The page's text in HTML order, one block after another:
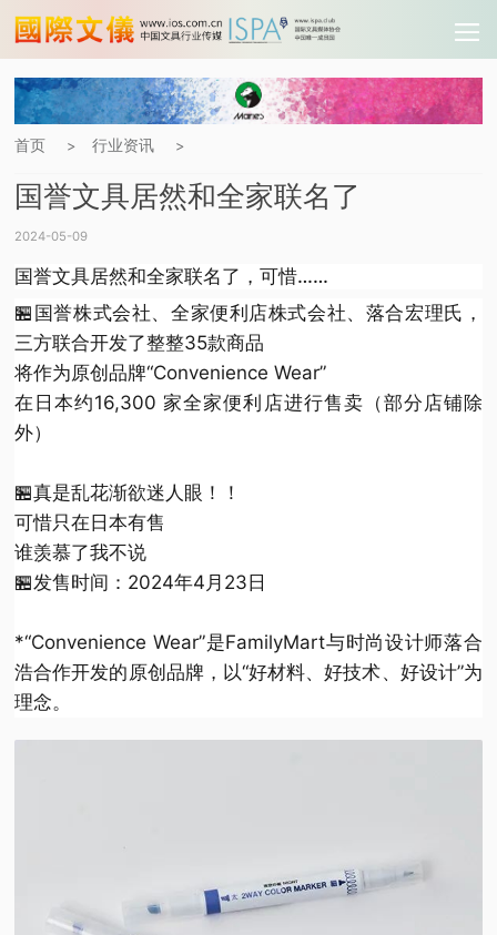
首页 > 行业资讯 >
国誉文具居然和全家联名了
2024-05-09
国誉文具居然和全家联名了，可惜……
🏪国誉株式会社、全家便利店株式会社、落合宏理氏，
三方联合开发了整整35款商品
将作为原创品牌“Convenience Wear”
在日本约16,300 家全家便利店进行售卖（部分店铺除
外）
🏪真是乱花渐欲迷人眼！！
可惜只在日本有售
谁羡慕了我不说
🏪发售时间：2024年4月23日
*“Convenience Wear”是FamilyMart与时尚设计师落合
浩合作开发的原创品牌，以“好材料、好技术、好设计”为
理念。